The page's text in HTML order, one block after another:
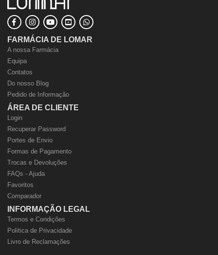
FARMÁCIA DE LOMAR
A nossa Farmácia
Equipa
Contatos
Do nosso Blog
Pedido de Informação
ÁREA DE CLIENTE
Login
Recuperar Password
Portes de Envio
Formas de Pagamento
Trocas e Devoluções
FAQs - Ajuda
Favoritos
Comparador
INFORMAÇÃO LEGAL
Termos e Condições
Politica de Privacidade
Livro de Reclamações